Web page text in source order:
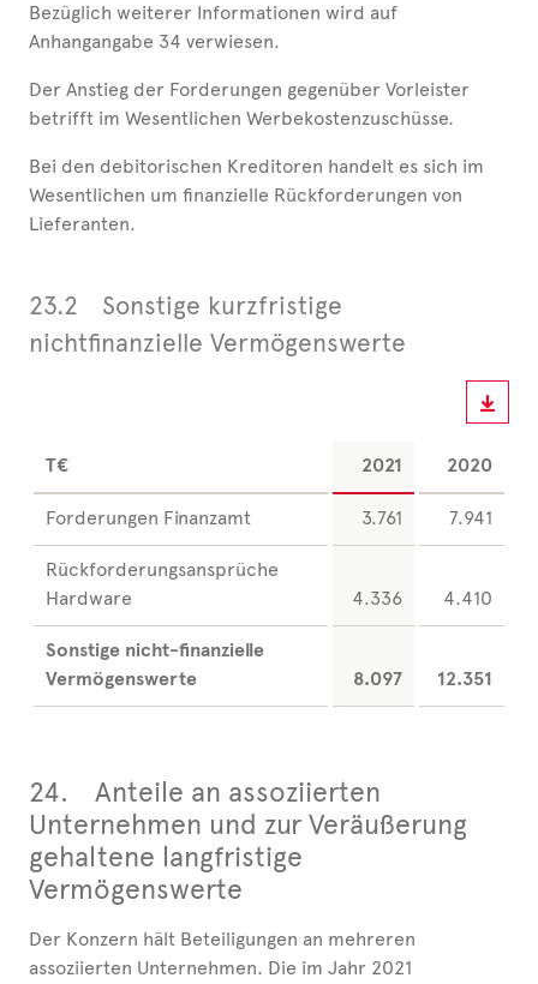
Bezüglich weiterer Informationen wird auf
Anhangangabe 34 verwiesen.
Der Anstieg der Forderungen gegenüber Vorleister
betrifft im Wesentlichen Werbekostenzuschüsse.
Bei den debitorischen Kreditoren handelt es sich im
Wesentlichen um finanzielle Rückforderungen von
Lieferanten.
23.2 Sonstige kurzfristige
nichtfinanzielle Vermögenswerte
T€ 2021 2020
Forderungen Finanzamt 3.761 7.941
Rückforderungsansprüche
Hardware
4.336 4.410
Sonstige nicht-finanzielle
Vermögenswerte
8.097 12.351
24. Anteile an assoziierten
Unternehmen und zur Veräußerung
gehaltene langfristige
Vermögenswerte
Der Konzern hält Beteiligungen an mehreren
assoziierten Unternehmen. Die im Jahr 2021